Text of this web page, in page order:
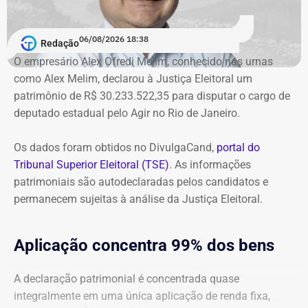
multiplicada pelo número de economias existentes em
imóveis com um único hidrômetro.
Com a mudança, a Cedae reclassificou de “provável” para
“remoto” o risco de processos ainda sem decisão
definitiva. As ações somavam R$ 711,6 milhões.
das contingências no balanço. Sem esse efeito favorável
da Suprema Corte, a pressão sobre o resultado
operacional teria sido ainda maior.
Apesar do prejuízo operacional, a
companhia teve lucro líquido final de
R$ 219,4 milhões
O órgão também requer que o ex-governador seja
intimado a quitar os valores da condenação. Segundo os
cálculos atualizados apresentados à Justiça, o
ressarcimento ao erário, originalmente fixado em R$
234,4 milhões, chega hoje a R$ 2,55 bilhões. O MP ainda
cobra R$ 778,9 mil de multa civil e R$ 11,9 milhões por
danos morais coletivos.
Globo”
Redação06/08/2026 18:38
O empresário Alex Ofredi Melim, conhecido nas urnas
como Alex Melim, declarou à Justiça Eleitoral um
patrimônio de R$ 30.233.522,35 para disputar o cargo de
deputado estadual pelo Agir no Rio de Janeiro.
Os dados foram obtidos no DivulgaCand, portal do
Tribunal Superior Eleitoral (TSE). As informações
patrimoniais são autodeclaradas pelos candidatos e
permanecem sujeitas à análise da Justiça Eleitoral.
Aplicação concentra 99% dos bens
A declaração patrimonial é concentrada quase
integralmente em uma única aplicação de renda fixa,